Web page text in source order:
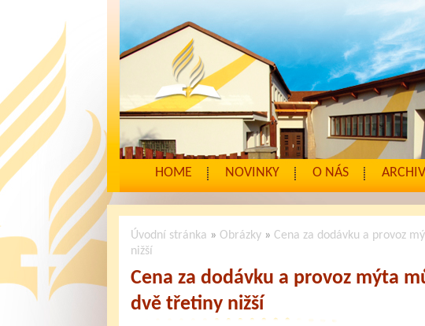
HOME NOVINKY O NÁS ARCHIV
Úvodní stránka » Obrázky» Cena za dodávku a provoz
nižší
Cena za dodávku a provoz mýta
dvě třetiny nižší